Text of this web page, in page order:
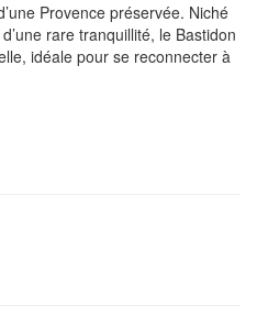
Provence préservée. Niché
rare tranquillité, le Bastidon
idéale pour se reconnecter à